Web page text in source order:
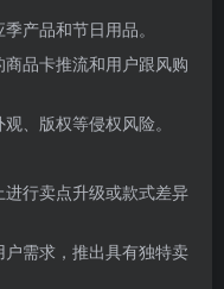
产品和节日用品。
商品卡推流和用户跟风购
、版权等侵权风险。
进行卖点升级或款式差异
户需求，推出具有独特卖